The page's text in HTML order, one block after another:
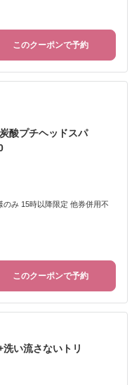
このクーポンで予約
酸プチヘッドスパ
のみ 15時以降限定 他券併用不
このクーポンで予約
い流さないトリ